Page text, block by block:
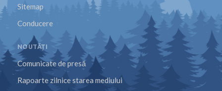
Sitemap
Conducere
NOUTĂȚI
Comunicate de presă
Rapoarte zilnice starea mediului